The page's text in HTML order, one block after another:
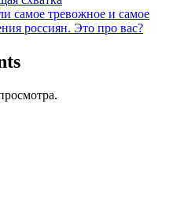
самое тревожное и самое
россиян. Это про вас?